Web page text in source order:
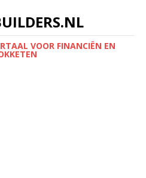
VOOR FINANCIËN EN